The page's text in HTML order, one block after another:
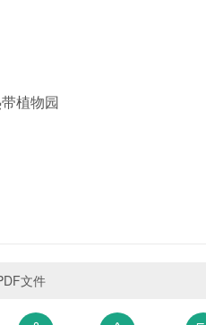
植物园
文件